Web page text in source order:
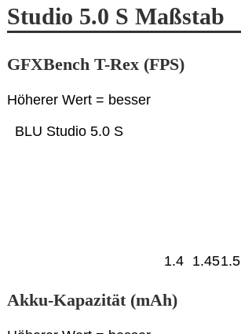
Studio 5.0 S Maßstab
GFXBench T-Rex (FPS)
Höherer Wert = besser
BLU Studio 5.0 S
1.4 1.451.5
Akku-Kapazität (mAh)